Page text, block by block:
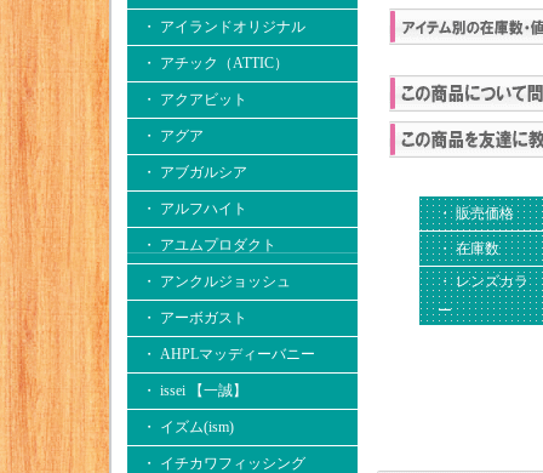
・ アイランドオリジナル
・ アチック（ATTIC）
・ アクアビット
・ アグア
・ アブガルシア
・ アルフハイト
・ アユムプロダクト
・ アンクルジョッシュ
・ アーボガスト
・ AHPLマッディーバニー
・ issei 【一誠】
・ イズム(ism)
・ イチカワフィッシング
・ 販売価格
・ 在庫数
・ レンズカラ
ー